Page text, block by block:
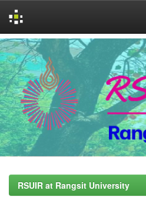
Skip
navigation
RSUIR at Rangsit University